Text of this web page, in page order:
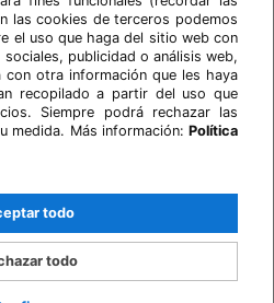
las cookies de terceros podemos
el uso que haga del sitio web con
publicidad o análisis web,
con otra información que les haya
recopilado a partir del uso que
Siempre podrá rechazar las
medida. Más información: Política
todo
todo